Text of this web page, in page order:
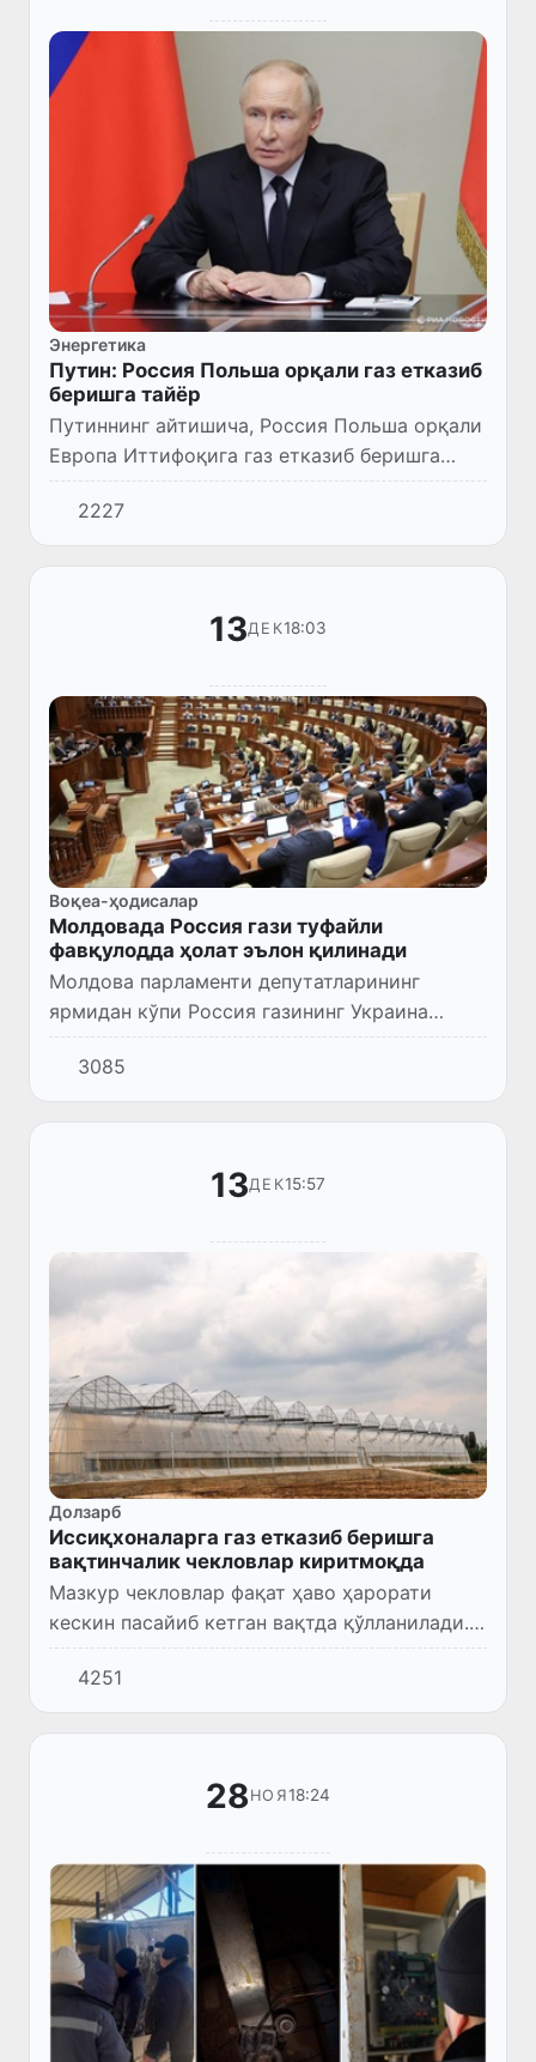
Энергетика
Путин: Россия Польша орқали газ етказиб
беришга тайёр
Путиннинг айтишича, Россия Польша орқали
Европа Иттифоқига газ етказиб беришга
тайёр.
2227
13ДЕК18:03
Воқеа-ҳодисалар
Молдовада Россия гази туфайли
фавқулодда ҳолат эълон қилинади
Молдова парламенти депутатларининг
ярмидан кўпи Россия газининг Украина
орқали етказиб берилиши тўхтатилиши
муносабати билан мамлакатда фавқулодда
ҳолат жорий этилишини қўллаб-қувв...
3085
13ДЕК15:57
Долзарб
Иссиқхоналарга газ етказиб беришга
вақтинчалик чекловлар киритмоқда
Мазкур чекловлар фақат ҳаво ҳарорати
кескин пасайиб кетган вақтда қўлланилади.
Қувурлардаги газ босимлари
барқарорлашганда чекловлар бекор
қилинади.
4251
28НОЯ18:24